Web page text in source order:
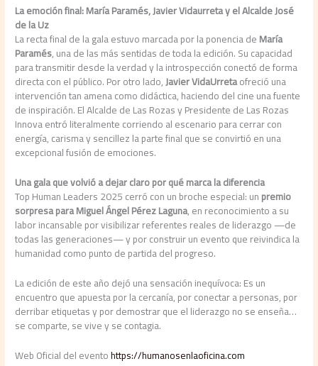
La emoción final: María Paramés, Javier Vidaurreta y el Alcalde José
de la Uz
La recta final de la gala estuvo marcada por la ponencia deMaría
Paramés, una de las más sentidas de toda la edición. Su capacidad
para transmitir desde la verdad y la introspección conectó de forma
directa con el público. Por otro lado,Javier VidaUrretaofreció una
intervención tan amena como didáctica, haciendo del cine una fuente
de inspiración. El Alcalde de Las Rozas y Presidente de Las Rozas
Innova entró literalmente corriendo al escenario para cerrar con
energía, carisma y sencillez la parte final que se convirtió en una
excepcional fusión de emociones.
Una gala que volvió a dejar claro por qué marca la diferencia
Top Human Leaders 2025 cerró con un broche especial: unpremio
sorpresa para Miguel Ángel Pérez Laguna, en reconocimiento a su
labor incansable por visibilizar referentes reales de liderazgo —de
todas las generaciones— y por construir un evento que reivindica la
humanidad como punto de partida del progreso.
La edición de este año dejó una sensación inequívoca: Es un
encuentro que apuesta por la cercanía, por conectar a personas, por
derribar etiquetas y por demostrar que el liderazgo no se enseña…
se comparte, se vive y se contagia.
Web Oficial del eventohttps://humanosenlaoficina.com